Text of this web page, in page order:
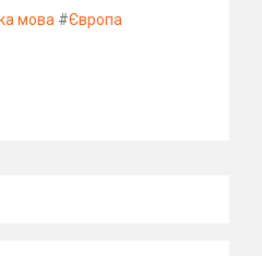
мова #Європа